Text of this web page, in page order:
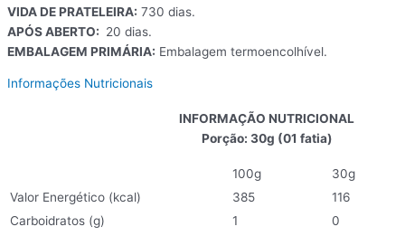
VIDA DE PRATELEIRA: 730 dias.
APÓS ABERTO: 20 dias.
EMBALAGEM PRIMÁRIA: Embalagem termoencolhível.
Informações Nutricionais
INFORMAÇÃO NUTRICIONAL
Porção: 30g (01 fatia)
100g
30g
Valor Energético (kcal)
385
116
Carboidratos (g)
1
0